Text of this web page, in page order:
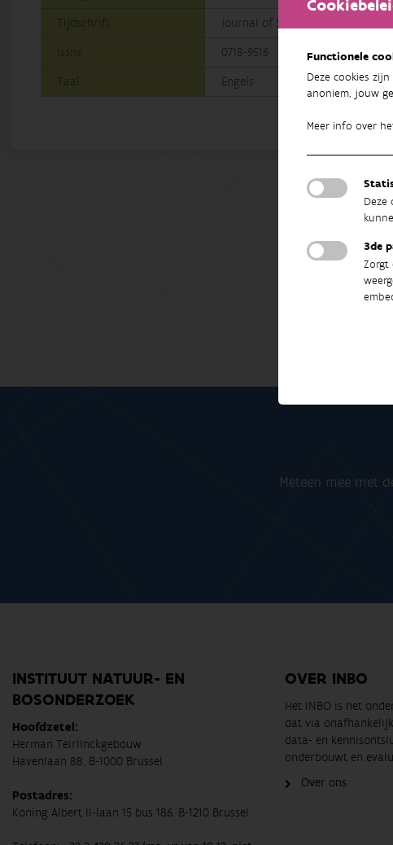
Functionele
Deze cookies
anoniem, jouw
Meer info over
3de
Zorgt
Tijdschrift
Journal of Soil Science and Plant
Issns
0718-9516
Taal
Engels
Meteen mee met
INSTITUUT NATUUR- EN
BOSONDERZOEK
Hoofdzetel:
Herman Teirlinckgebouw
Havenlaan 88, B-1000 Brussel
Postadres:
Koning Albert II-laan 15 bus 186, B-1210 Brussel
OVER INBO
Het INBO is het
dat via
data- en
onderbouwt en
Over ons